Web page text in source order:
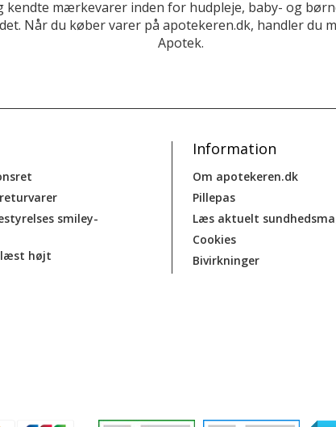
kendte mærkevarer inden for hudpleje, baby- og
Når du køber varer på apotekeren.dk, handler du
Apotek.
smiley-
læst højt
Information
Om apotekeren.dk
Pillepas
Læs aktuelt
Cookies
Bivirkninger